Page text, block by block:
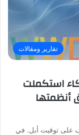
تقارير ومقالات
استكملت
أنظمتها
على توقيت أبل. في